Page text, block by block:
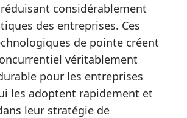
considérablement
des entreprises. Ces
de pointe créent
véritablement
pour les entreprises
les adoptent rapidement et
leur stratégie de